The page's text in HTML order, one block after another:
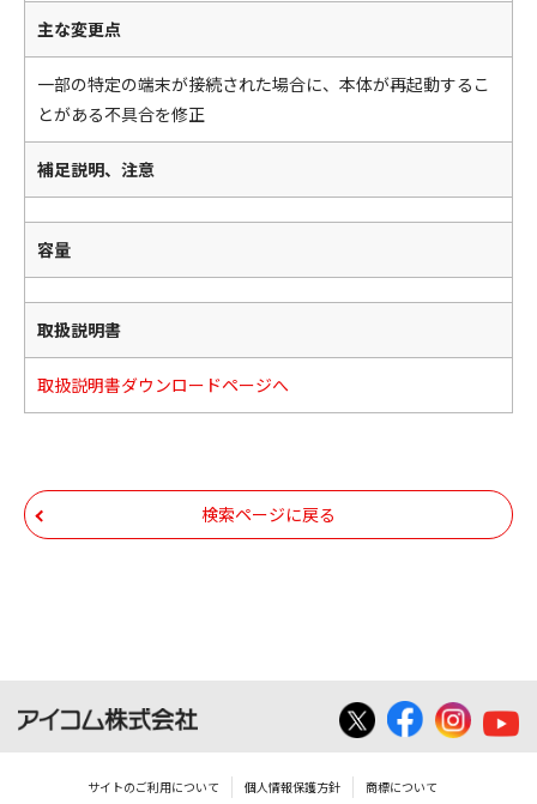
主な変更点
一部の特定の端末が接続された場合に、本体が再起動するこ
とがある不具合を修正
補足説明、注意
容量
取扱説明書
取扱説明書ダウンロードページへ
検索ページに戻る
サイトのご利用について 個人情報保護方針 商標について